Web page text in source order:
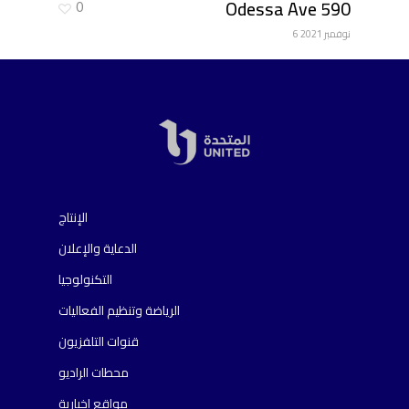
590 Odessa Ave
6 نوفمبر 2021
0
الإنتاج
الدعاية والإعلان
التكنولوجيا
الرياضة وتنظيم الفعاليات
قنوات التلفزيون
محطات الراديو
مواقع إخبارية